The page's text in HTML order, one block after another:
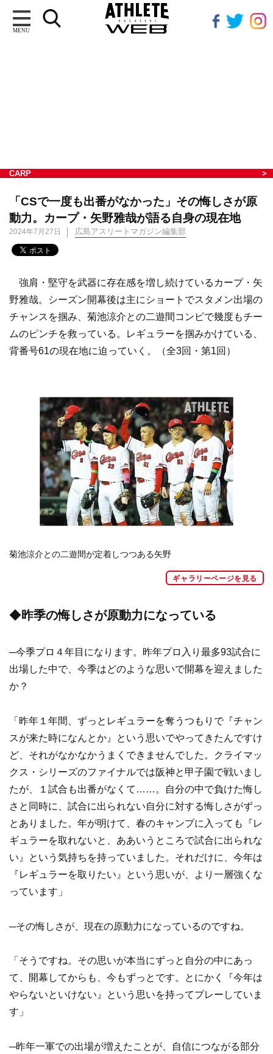
MENU
CARP
「CSで一度も出番がなかった」その悔しさが原
動力。カープ・矢野雅哉が語る自身の現在地
2024年7月27日 広島アスリートマガジン編集部
強肩・堅守を武器に存在感を増し続けているカープ・矢
野雅哉。シーズン開幕後は主にショートでスタメン出場の
チャンスを掴み、菊池涼介との二遊間コンビで幾度もチー
ムのピンチを救っている。レギュラーを掴みかけている、
背番号61の現在地に迫っていく。（全3回・第1回）
菊池涼介との二遊間が定着しつつある矢野
ギャラリーページを見る
◆昨季の悔しさが原動力になっている
─今季プロ４年目になります。昨年プロ入り最多93試合に
出場した中で、今季はどのような思いで開幕を迎えました
か？
「昨年１年間、ずっとレギュラーを奪うつもりで『チャン
スが来た時になんとか』という思いでやってきたんですけ
ど、それがなかなかうまくできませんでした。クライマッ
クス・シリーズのファイナルでは阪神と甲子園で戦いまし
たが、１試合も出番がなくて……。自分の中で負けた悔し
さと同時に、試合に出られない自分に対する悔しさがずっ
とありました。年が明けて、春のキャンプに入っても『レ
ギュラーを取れないと、ああいうところで試合に出られな
い』という気持ちを持っていました。それだけに、今年は
『レギュラーを取りたい』という思いが、より一層強くな
っています」
─その悔しさが、現在の原動力になっているのですね。
「そうですね。その思いが本当にずっと自分の中にあっ
て、開幕してからも、今もずっとです。とにかく『今年は
やらないといけない』という思いを持ってプレーしていま
す」
─昨年一軍での出場が増えたことが、自信につながる部分